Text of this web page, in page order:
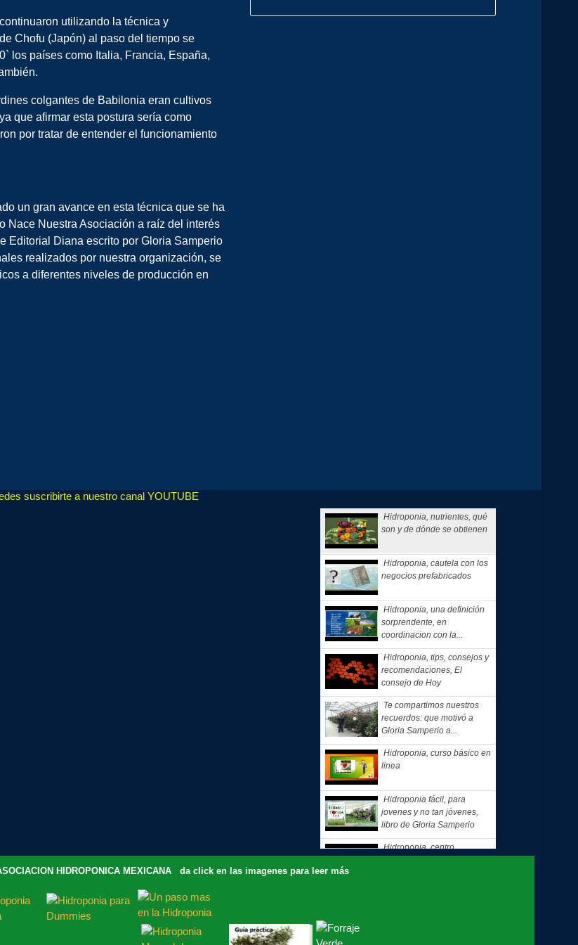
utilizando la técnica y
Chofu (Japón) al paso del tiempo se
los países como Italia, Francia, España,
colgantes de Babilonia eran cultivos
que afirmar esta postura sería como
por tratar de entender el funcionamiento
un gran avance en esta técnica que se ha
Nace Nuestra Asociación a raíz del interés
Editorial Diana escrito por Gloria Samperio
realizados por nuestra organización, se
a diferentes niveles de producción en
suscribirte a nuestro canal YOUTUBE
Hidroponia, nutrientes, qué
son y de dónde se obtienen
Hidroponia, cautela con los
negocios prefabricados
Hidroponia, una definición
sorprendente, en
coordinacion con la...
Hidroponia, tips, consejos y
recomendaciones, El
consejo de Hoy
Te compartimos nuestros
recuerdos: que motivó a
Gloria Samperio a...
Hidroponia, curso básico en
linea
Hidroponia fácil, para
jovenes y no tan jóvenes,
libro de Gloria Samperio
Hidroponia, centro
HIDROPONICA MEXICANA da click en las imagenes para leer más